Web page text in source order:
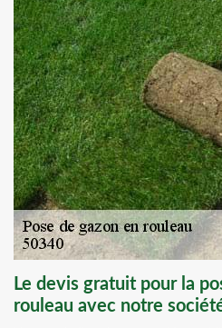
Le devis gratuit pour la
rouleau avec notre